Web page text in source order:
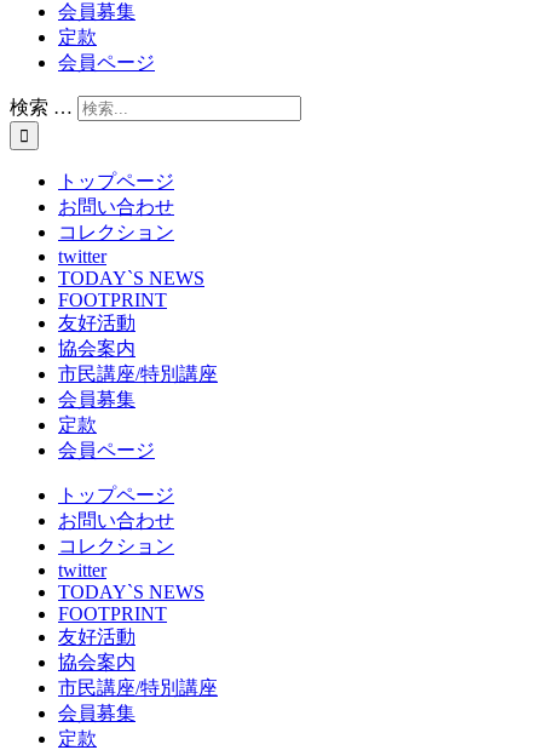
会員募集
定款
会員ページ
検索 …
トップページ
お問い合わせ
コレクション
twitter
TODAY`S NEWS
FOOTPRINT
友好活動
協会案内
市民講座/特別講座
会員募集
定款
会員ページ
トップページ
お問い合わせ
コレクション
twitter
TODAY`S NEWS
FOOTPRINT
友好活動
協会案内
市民講座/特別講座
会員募集
定款